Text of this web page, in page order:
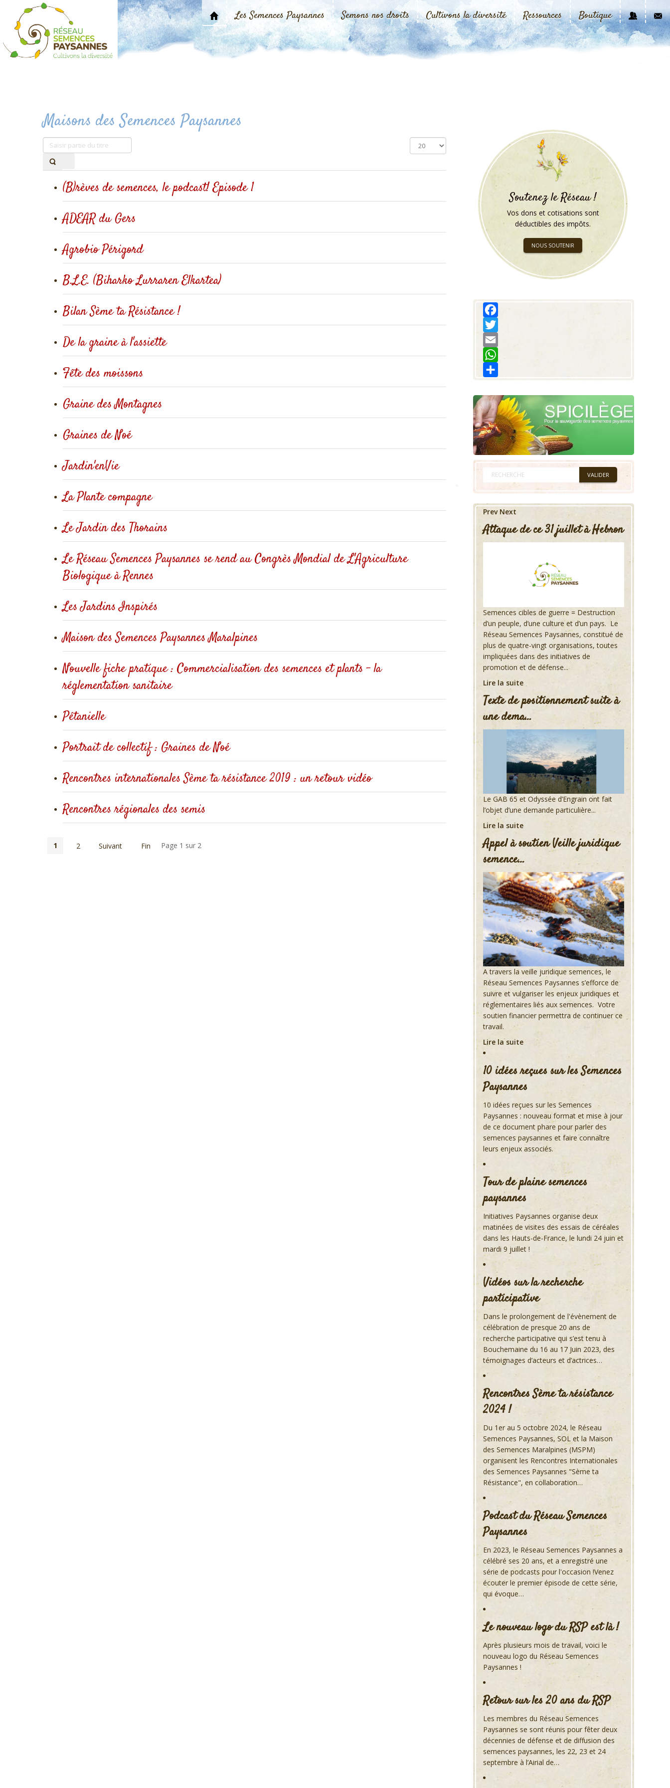
Les Semences Paysannes Semons nos droits Cultivons la diversité Ressources Boutique
Maisons des Semences Paysannes
Saisir
partie
du
Affichage
#
(B)rèves de semences, le podcast! Episode 1
ADEAR du Gers
Agrobio Périgord
B.L.E. (Biharko Lurraren Elkartea)
Bilan Sème ta Résistance !
De la graine à l'assiette
Fête des moissons
Graine des Montagnes
Graines de Noé
Jardin'enVie
La Plante compagne
Le Jardin des Thorains
Le Réseau Semences Paysannes se rend au Congrès Mondial de L'Agriculture
Biologique à Rennes
Les Jardins Inspirés
Maison des Semences Paysannes Maralpines
Nouvelle fiche pratique : Commercialisation des semences et plants - la
réglementation sanitaire
Pétanielle
Portrait de collectif : Graines de Noé
Rencontres internationales Sème ta résistance 2019 : un retour vidéo
Rencontres régionales des semis
Page 1 sur 2
1 2 Suivant Fin
Soutenez le Réseau !
Vos dons et cotisations sont
déductibles des impôts.
NOUS SOUTENIR
Facebook
Twitter
Email
WhatsApp
Prev Next
Attaque de ce 31 juillet à Hebron
Semences cibles de guerre = Destruction
d’un peuple, d’une culture et d’un pays. Le
Réseau Semences Paysannes, constitué de
plus de quatre-vingt organisations, toutes
impliquées dans des initiatives de
promotion et de défense...
Lire la suite
Texte de positionnement suite à
une dema…
Le GAB 65 et Odyssée d’Engrain ont fait
l’objet d’une demande particulière...
Lire la suite
Appel à soutien Veille juridique
semence…
A travers la veille juridique semences, le
Réseau Semences Paysannes s’efforce de
suivre et vulgariser les enjeux juridiques et
réglementaires liés aux semences. Votre
soutien financier permettra de continuer ce
travail.
Lire la suite
10 idées reçues sur les Semences
Paysannes
10 idées reçues sur les Semences
Paysannes : nouveau format et mise à jour
de ce document phare pour parler des
semences paysannes et faire connaître
leurs enjeux associés.
Tour de plaine semences
paysannes
Initiatives Paysannes organise deux
matinées de visites des essais de céréales
dans les Hauts-de-France, le lundi 24 juin et
mardi 9 juillet !
Vidéos sur la recherche
participative
Dans le prolongement de l'évènement de
célébration de presque 20 ans de
recherche participative qui s’est tenu à
Bouchemaine du 16 au 17 Juin 2023, des
témoignages d’acteurs et d’actrices…
Rencontres Sème ta résistance
2024 !
Du 1er au 5 octobre 2024, le Réseau
Semences Paysannes, SOL et la Maison
des Semences Maralpines (MSPM)
organisent les Rencontres Internationales
des Semences Paysannes "Sème ta
Résistance", en collaboration…
Podcast du Réseau Semences
Paysannes
En 2023, le Réseau Semences Paysannes a
célébré ses 20 ans, et a enregistré une
série de podcasts pour l'occasion !Venez
écouter le premier épisode de cette série,
qui évoque…
Le nouveau logo du RSP est là !
Après plusieurs mois de travail, voici le
nouveau logo du Réseau Semences
Paysannes !
Retour sur les 20 ans du RSP
Les membres du Réseau Semences
Paysannes se sont réunis pour fêter deux
décennies de défense et de diffusion des
semences paysannes, les 22, 23 et 24
septembre à l’Airial de…